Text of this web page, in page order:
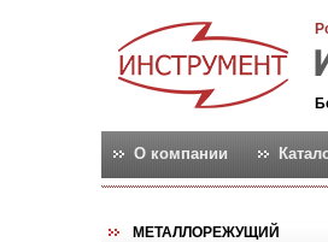
О компании
МЕТАЛЛОРЕЖУЩИЙ